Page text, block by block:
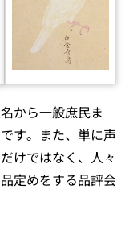
から一般庶民ま
す。また、単に声
けではなく、人々
定めをする品評会